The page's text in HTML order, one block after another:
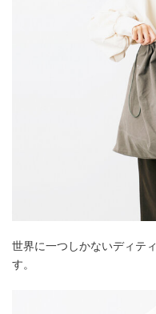
世界に一つしかないディテ
す。